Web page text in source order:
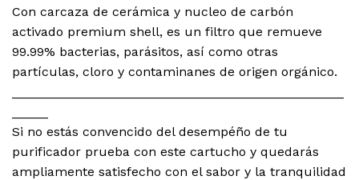
Con carcaza de cerámica y nucleo de carbón
activado premium shell, es un filtro que remueve
99.99% bacterias, parásitos, así como otras
partículas, cloro y contaminanes de origen orgánico.
Si no estás convencido del desempéño de tu
purificador prueba con este cartucho y quedarás
ampliamente satisfecho con el sabor y la tranquilidad